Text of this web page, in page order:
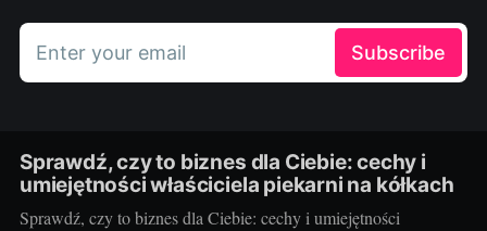
Enter your email Subscribe
Sprawdź, czy to biznes dla Ciebie: cechy i
umiejętności właściciela piekarni na kółkach
Sprawdź, czy to biznes dla Ciebie: cechy i umiejętności